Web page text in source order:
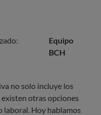
Equipo
BCH
no solo incluye los
otras opciones
laboral. Hoy hablamos